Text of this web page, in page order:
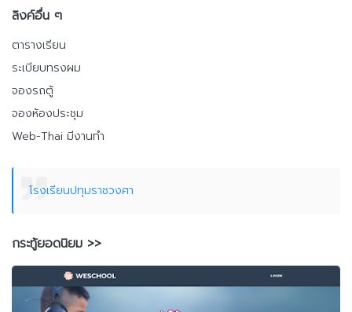
ลิงค์อื่น ๆ
ตารางเรียน
ระเบียบทรงผม
จองรถตู้
จองห้องประชุม
Web-Thai มีงานทำ
โรงเรียนปทุมราชวงศา
กระทู้ยอดนิยม >>